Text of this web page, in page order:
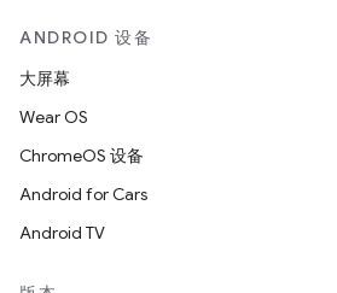
ANDROID 设备
大屏幕
Wear OS
ChromeOS 设备
Android for Cars
Android TV